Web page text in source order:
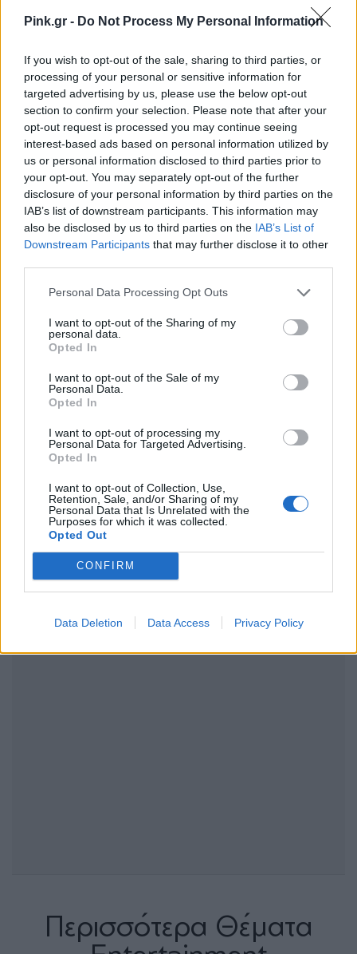
Pink.gr - Do Not Process My Personal Information
If you wish to opt-out of the sale, sharing to third parties, or
processing of your personal or sensitive information for
targeted advertising by us, please use the below opt-out
section to confirm your selection. Please note that after your
opt-out request is processed you may continue seeing
interest-based ads based on personal information utilized by
us or personal information disclosed to third parties prior to
your opt-out. You may separately opt-out of the further
disclosure of your personal information by third parties on the
IAB’s list of downstream participants. This information may
also be disclosed by us to third parties on the IAB’s List of
Downstream Participants that may further disclose it to other
Personal Data Processing Opt Outs
I want to opt-out of the Sharing of my
personal data.
Opted In
I want to opt-out of the Sale of my
Personal Data.
Opted In
I want to opt-out of processing my
Personal Data for Targeted Advertising.
Opted In
I want to opt-out of Collection, Use,
Retention, Sale, and/or Sharing of my
Personal Data that Is Unrelated with the
Purposes for which it was collected.
Opted Out
CONFIRM
Data Deletion Data Access Privacy Policy
Ακολουθήστε το Pink.gr στο
μάθετε πρώτοιτα πιο hot νέα
Ακολουθήστε το Pink.gr και στο
Instagram
Περισσότερα Θέματα